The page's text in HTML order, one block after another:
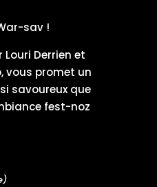
sav !
Louri Derrien et
vous promet un
savoureux que
fest-noz